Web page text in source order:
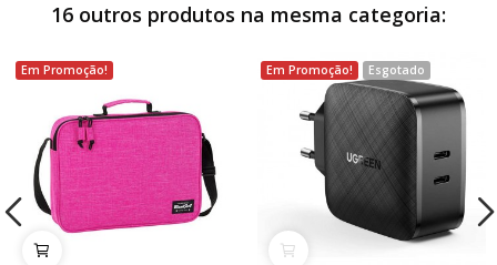
16 outros produtos na mesma categoria:
Em Promoção! Em Promoção! Esgotado